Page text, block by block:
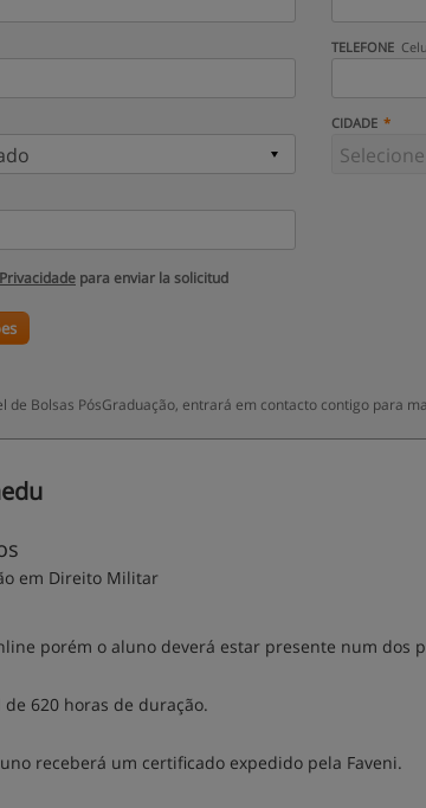
TELEFONE
CIDADE
para enviar la solicitud
de Bolsas PósGraduação, entrará em contacto contigo para
em Direito Militar
porém o aluno deverá estar presente num dos
620 horas de duração.
receberá um certificado expedido pela Faveni.